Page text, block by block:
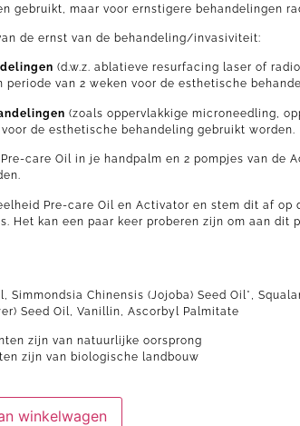
gebruikt, maar voor ernstigere behandelingen
de ernst van de behandeling/invasiviteit:
(d.w.z. ablatieve resurfacing laser of
van 2 weken voor de esthetische
(zoals oppervlakkige microneedling,
de esthetische behandeling gebruikt worden.
Pre-care Oil in je handpalm en 2 pompjes van
Pre-care Oil en Activator en stem dit af
Het kan een paar keer proberen zijn om aan dit
Simmondsia Chinensis (Jojoba) Seed Oil*,
Seed Oil, Vanillin, Ascorbyl Palmitate
zijn van natuurlijke oorsprong
zijn van biologische landbouw
winkelwagen